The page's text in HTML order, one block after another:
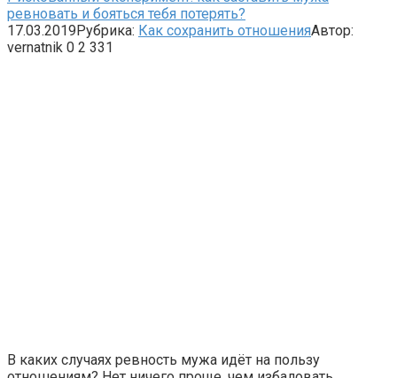
ревновать и бояться тебя потерять?
17.03.2019Рубрика: Как сохранить отношенияАвтор:
vernatnik 0 2 331
В каких случаях ревность мужа идёт на пользу